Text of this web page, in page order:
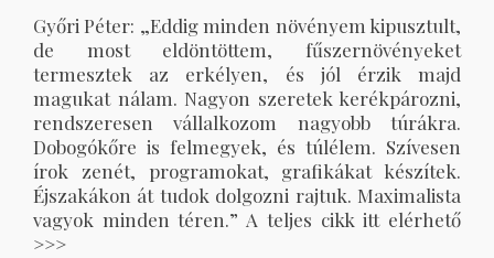
Győri Péter: „Eddig minden növényem kipusztult,
de most eldöntöttem, fűszernövényeket
termesztek az erkélyen, és jól érzik majd
magukat nálam. Nagyon szeretek kerékpározni,
rendszeresen vállalkozom nagyobb túrákra.
Dobogókőre is felmegyek, és túlélem. Szívesen
írok zenét, programokat, grafikákat készítek.
Éjszakákon át tudok dolgozni rajtuk. Maximalista
vagyok minden téren.” A teljes cikk itt elérhető
>>>